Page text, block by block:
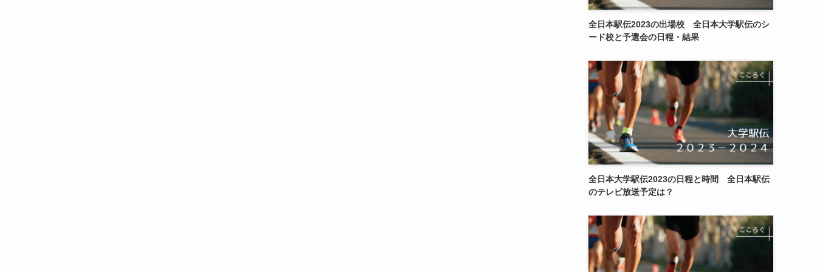
全日本駅伝2023の出場校 全日本大学駅伝のシ
ード校と予選会の日程・結果
全日本大学駅伝2023の日程と時間 全日本駅伝
のテレビ放送予定は？